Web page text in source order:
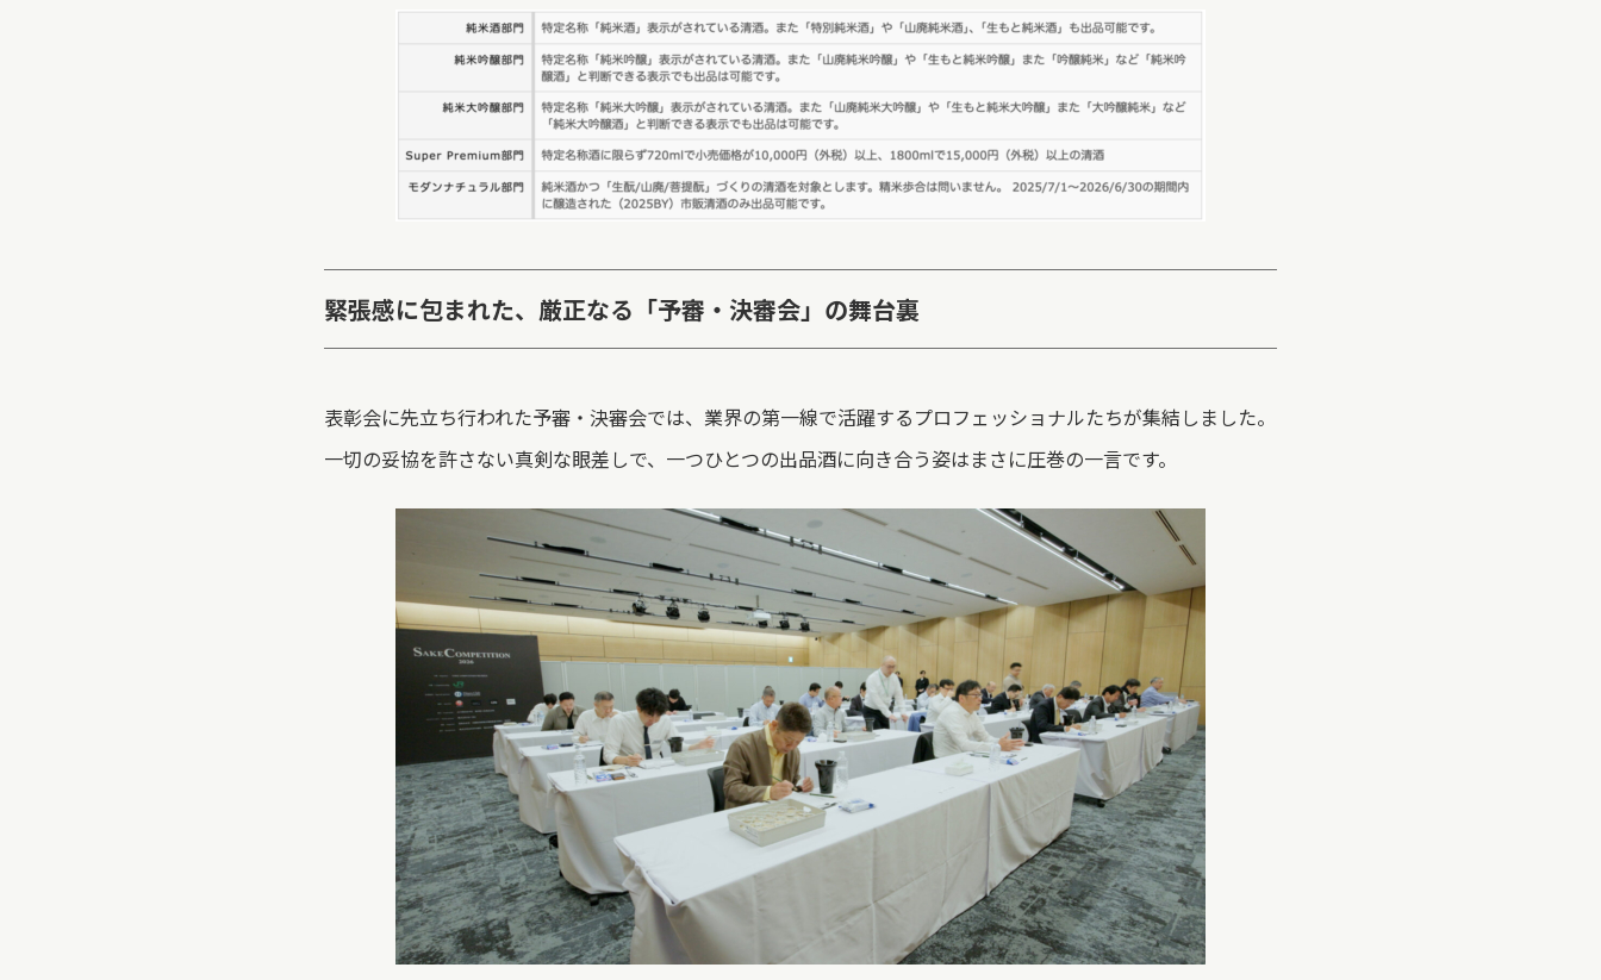
緊張感に包まれた、厳正なる「予審・決審会」の舞台裏
表彰会に先立ち行われた予審・決審会では、業界の第一線で活躍するプロフェッショナルたちが集結しました。
一切の妥協を許さない真剣な眼差しで、一つひとつの出品酒に向き合う姿はまさに圧巻の一言です。